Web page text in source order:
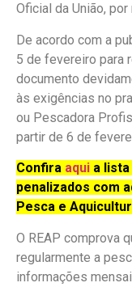
Oficial da União,
De acordo com a
5 de fevereiro para
documento
às exigências no
ou Pescadora
partir de 6 de
Confira aqui a
penalizados com
Pesca e
O REAP comprova
regularmente a
informações